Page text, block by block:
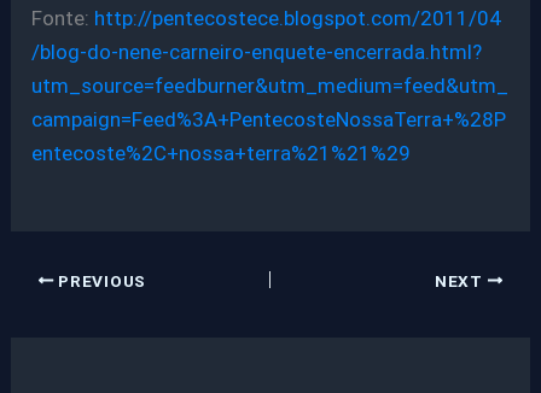
Fonte: http://pentecostece.blogspot.com/2011/04
/blog-do-nene-carneiro-enquete-encerrada.html?
utm_source=feedburner&utm_medium=feed&utm_
campaign=Feed%3A+PentecosteNossaTerra+%28P
entecoste%2C+nossa+terra%21%21%29
PREVIOUS NEXT